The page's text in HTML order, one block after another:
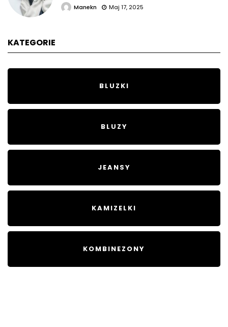
Manekn Maj 17, 2025
KATEGORIE
BLUZKI
BLUZY
JEANSY
KAMIZELKI
KOMBINEZONY